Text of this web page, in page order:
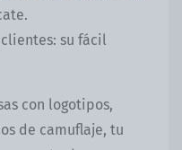
su fácil
con logotipos,
de camuflaje, tu